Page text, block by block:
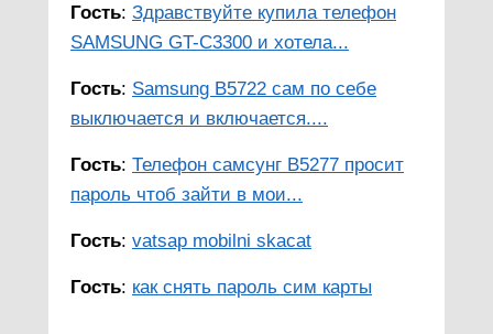
Гость: Здравствуйте купила телефон
SAMSUNG GT-C3300 и хотела...
Гость: Samsung B5722 сам по себе
выключается и включается....
Гость: Телефон самсунг B5277 просит
пароль чтоб зайти в мои...
Гость: vatsap mobilni skacat
Гость: как снять пароль сим карты